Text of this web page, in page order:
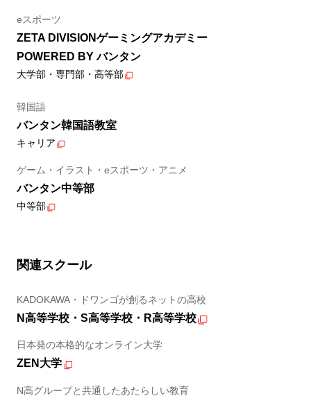
eスポーツ
ZETA DIVISIONゲーミングアカデミー
POWERED BY バンタン
大学部・専門部・高等部
韓国語
バンタン韓国語教室
キャリア
ゲーム・イラスト・eスポーツ・アニメ
バンタン中等部
中等部
関連スクール
KADOKAWA・ドワンゴが創るネットの高校
N高等学校・S高等学校・R高等学校
日本発の本格的なオンライン大学
ZEN大学
N高グループと共通したあたらしい教育